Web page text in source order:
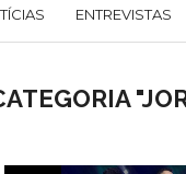
ENTREVISTAS